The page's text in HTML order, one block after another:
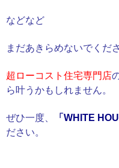
などなど
まだあきらめないでくだ
超ローコスト住宅専門店
ら叶うかもしれません。
ぜひ一度、 「WHITE
ださい。